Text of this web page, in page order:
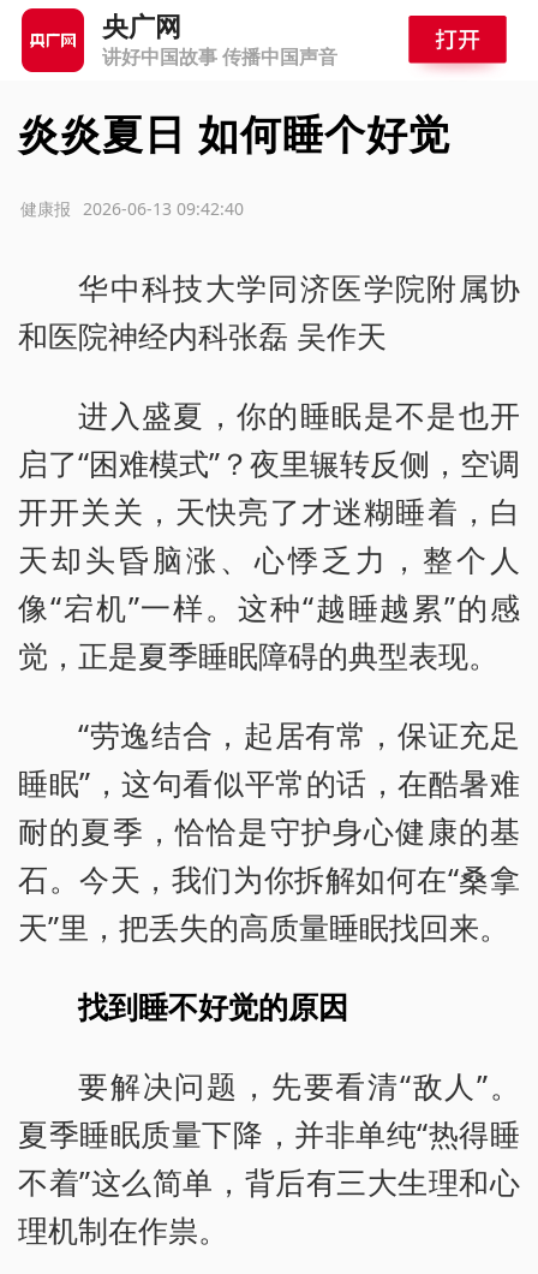
央广网
讲好中国故事 传播中国声音
炎炎夏日 如何睡个好觉
2026-06-13 09:42:40
健康报
华中科技大学同济医学院附属协
和医院神经内科张磊 吴作天
进入盛夏，你的睡眠是不是也开
启了“困难模式”？夜里辗转反侧，空调
开开关关，天快亮了才迷糊睡着，白
天却头昏脑涨、心悸乏力，整个人
像“宕机”一样。这种“越睡越累”的感
觉，正是夏季睡眠障碍的典型表现。
“劳逸结合，起居有常，保证充足
睡眠”，这句看似平常的话，在酷暑难
耐的夏季，恰恰是守护身心健康的基
石。今天，我们为你拆解如何在“桑拿
天”里，把丢失的高质量睡眠找回来。
找到睡不好觉的原因
要解决问题，先要看清“敌人”。
夏季睡眠质量下降，并非单纯“热得睡
不着”这么简单，背后有三大生理和心
理机制在作祟。